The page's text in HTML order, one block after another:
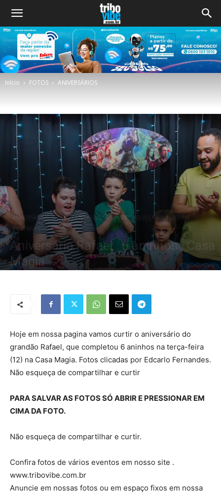
Início FOTOS ANIVERSÁRIOS
ANIVERSÁRIOS CONFRATERNIZAÇÕES DESTAQUES FOTO
GERAL
PROPAGANDA
Aniversário Rafael . 6 aninhos . Casa
Magia
Hoje em nossa pagina vamos curtir o aniversário do
grandão Rafael, que completou 6 aninhos na terça-feira
(12) na Casa Magia. Fotos clicadas por Edcarlo Fernandes.
Não esqueça de compartilhar e curtir
PARA SALVAR AS FOTOS SÓ ABRIR E PRESSIONAR EM
CIMA DA FOTO.
Não esqueça de compartilhar e curtir.
Confira fotos de vários eventos em nosso site .
www.tribovibe.com.br
Anuncie em nossas fotos ou em espaço fixos em nossa